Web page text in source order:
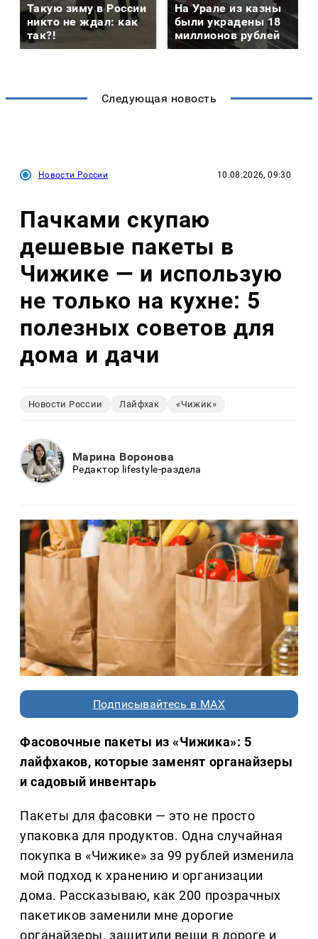
Такую зиму в России
никто не ждал: как
так?!
На Урале из казны
были украдены 18
миллионов рублей
Следующая новость
Новости России 10.08.2026, 09:30
Пачками скупаю
дешевые пакеты в
Чижике — и использую
не только на кухне: 5
полезных советов для
дома и дачи
Новости России Лайфхак «Чижик»
Марина Воронова
Редактор lifestyle-раздела
Подписывайтесь в MAX
Фасовочные пакеты из «Чижика»: 5
лайфхаков, которые заменят органайзеры
и садовый инвентарь
Пакеты для фасовки — это не просто
упаковка для продуктов. Одна случайная
покупка в «Чижике» за 99 рублей изменила
мой подход к хранению и организации
дома. Рассказываю, как 200 прозрачных
пакетиков заменили мне дорогие
органайзеры, защитили вещи в дороге и